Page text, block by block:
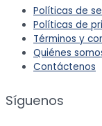
Políticas de
Políticas de
Términos y
Quiénes
Contáctenos
Síguenos